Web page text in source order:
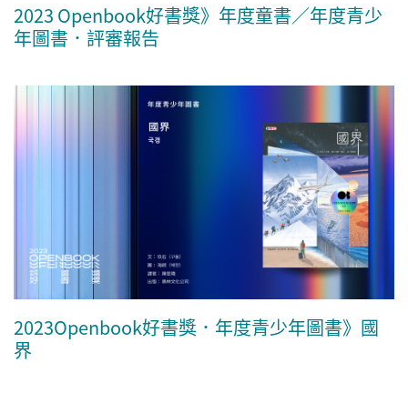
2023 Openbook好書獎》年度童書／年度青少
年圖書．評審報告
2023Openbook好書獎．年度青少年圖書》國
界